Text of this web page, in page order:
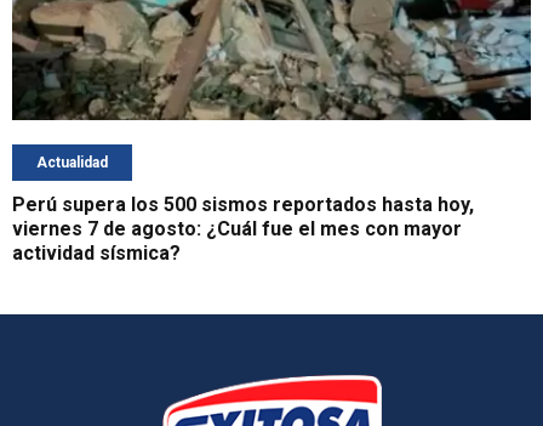
Actualidad
Perú supera los 500 sismos reportados hasta hoy,
viernes 7 de agosto: ¿Cuál fue el mes con mayor
actividad sísmica?